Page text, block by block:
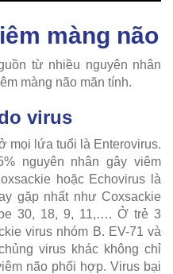
màng não
từ nhiều nguyên nhân
màng não mãn tính.
virus
mọi lứa tuổi là Enterovirus.
nguyên nhân gây viêm
hoặc Echovirus là
gặp nhất như Coxsackie
30, 18, 9, 11,…. Ở trẻ 3
virus nhóm B. EV-71 và
virus khác không chỉ
não phối hợp. Virus bại